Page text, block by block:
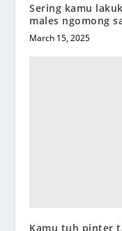
Sering kamu
males ngomong
March 15, 2025
Kamu tuh pinter